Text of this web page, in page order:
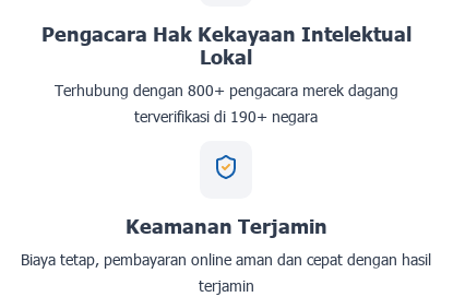
Pengacara Hak Kekayaan Intelektual
Lokal
Terhubung dengan 800+ pengacara merek dagang
terverifikasi di 190+ negara
Keamanan Terjamin
Biaya tetap, pembayaran online aman dan cepat dengan hasil
terjamin